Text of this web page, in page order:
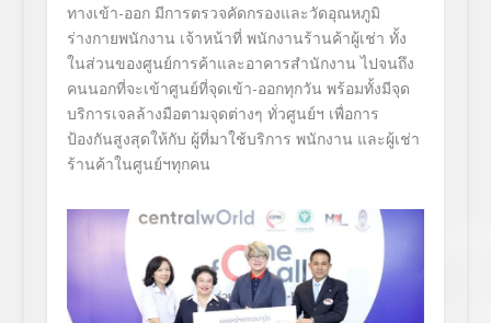
ทางเข้า-ออก มีการตรวจคัดกรองและวัดอุณหภูมิ
ร่างกายพนักงาน เจ้าหน้าที่ พนักงานร้านค้าผู้เช่า ทั้ง
ในส่วนของศูนย์การค้าและอาคารสำนักงาน ไปจนถึง
คนนอกที่จะเข้าศูนย์ที่จุดเข้า-ออกทุกวัน พร้อมทั้งมีจุด
บริการเจลล้างมือตามจุดต่างๆ ทั่วศูนย์ฯ เพื่อการ
ป้องกันสูงสุดให้กับ ผู้ที่มาใช้บริการ พนักงาน และผู้เช่า
ร้านค้าในศูนย์ฯทุกคน